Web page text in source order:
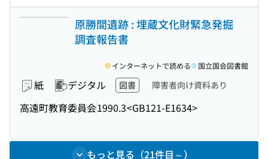
原勝間遺跡 : 埋蔵文化財緊急発掘
調査報告書
紙 デジタル 図書 障害者向け資料あり
高遠町教育委員会1990.3<GB121-E1634>
インターネットで読める 国立国会図書館
もっと見る（21件目～）